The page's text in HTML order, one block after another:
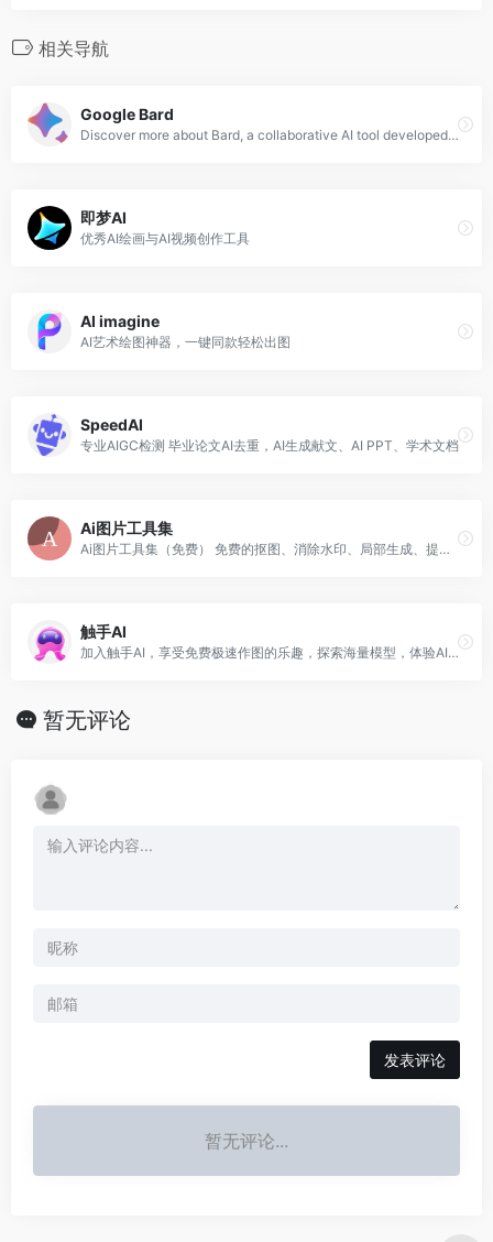
相关导航
Google Bard
Discover more about Bard, a collaborative AI tool developed by Google and powered by PaLM 2 to help bring your ideas to life.
即梦AI
优秀AI绘画与AI视频创作工具
AI imagine
AI艺术绘图神器，一键同款轻松出图
SpeedAI
专业AIGC检测 毕业论文AI去重，AI生成献文、AI PPT、学术文档
Ai图片工具集
Ai图片工具集（免费） 免费的抠图、消除水印、局部生成、提高清晰度、海报生成
触手AI
加入触手AI，享受免费极速作图的乐趣，探索海量模型，体验AI创作的奇妙感觉！
暂无评论
发表评论
暂无评论...